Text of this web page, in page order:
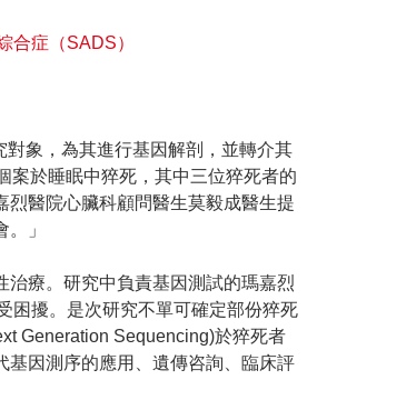
合症（SADS）
象，為其進行基因解剖，並轉介其
案於睡眠中猝死，其中三位猝死者的
醫院心臟科顧問醫生莫毅成醫生提
」
療。研究中負責基因測試的瑪嘉烈
困擾。是次研究不單可確定部份猝死
Generation Sequencing)於猝死者
基因測序的應用、遺傳咨詢、臨床評